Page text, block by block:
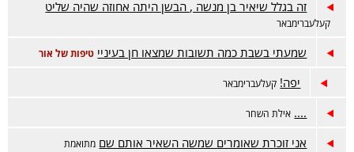
זה בגלל שיאיר בן מנשה , הבשן היתה אחוזה שהיה שליט
קעלעברימבאר
שמעתי בשבת כמה תשובות שמצאו חן בעיניי טיפות של אור
יפה! קעלעברימבאר
.... אילת השחר
אני זוכרת שאומרים שמשה השאיר אותם שם מתואמת